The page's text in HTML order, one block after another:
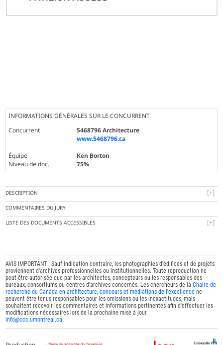
INFORMATIONS GÉNÉRALES SUR LE CONCURRENT
Concurrent
5468796 Architecture
www.5468796.ca
Équipe
Ken Borton
Niveau de doc.
75%
DESCRIPTION
COMMENTAIRES DU JURY
LISTE DES DOCUMENTS ACCESSIBLES
AVIS IMPORTANT : Sauf indication contraire, les photographies d'édifices et de projets
proviennent d'archives professionnelles ou institutionnelles. Toute reproduction ne
peut être autorisée que par les architectes, concepteurs ou les responsables des
bureaux, consortiums ou centres d'archives concernés. Les chercheurs de laChaire de
recherche du Canada en architecture, concours et médiations de l'excellence ne
peuvent être tenus responsables pour les omissions ou les inexactitudes, mais
souhaitent recevoir les commentaires et informations pertinentes afin d'effectuer les
modifications nécessaires lors de la prochaine mise à jour.
info@ccc.umontreal.ca